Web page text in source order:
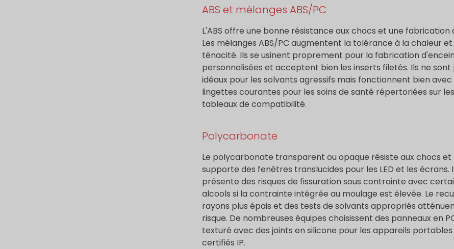
ABS et mélanges ABS/PC
L'ABS offre une bonne résistance aux chocs et une fabrication
Les mélanges ABS/PC augmentent la tolérance à la chaleur et
ténacité. Ils se usinent proprement pour la fabrication
personnalisées et acceptent bien les inserts filetés. Ils ne sont
idéaux pour les solvants agressifs mais fonctionnent bien avec
lingettes courantes pour les soins de santé répertoriées sur les
tableaux de compatibilité.
Polycarbonate
Le polycarbonate transparent ou opaque résiste aux chocs et
supporte des fenêtres translucides pour les LED et les écrans.
présente des risques de fissuration sous contrainte avec
alcools si la contrainte intégrée au moulage est élevée. Le
rayons plus épais et des tests de solvants appropriés
risque. De nombreuses équipes choisissent des panneaux en
texturé avec des joints en silicone pour les appareils portables
certifiés IP.